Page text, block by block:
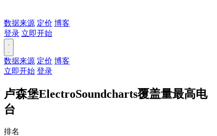
数据来源 定价 博客
登录 立即开始
数据来源 定价 博客
立即开始 登录
卢森堡ElectroSoundcharts覆盖量最高电
台
排名